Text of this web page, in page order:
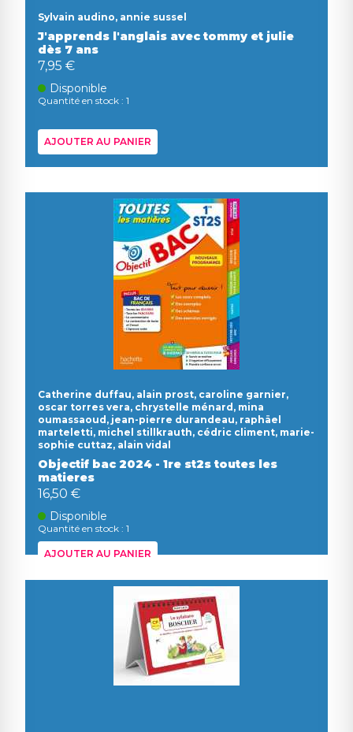
Sylvain audino, annie sussel
J'apprends l'anglais avec tommy et julie
dès 7 ans
7,95 €
Disponible
Quantité en stock : 1
AJOUTER AU PANIER
Catherine duffau, alain prost, caroline garnier,
oscar torres vera, chrystelle ménard, mina
oumassaoud, jean-pierre durandeau, raphäel
marteletti, michel stillkrauth, cédric climent, marie-
sophie cuttaz, alain vidal
Objectif bac 2024 - 1re st2s toutes les
matieres
16,50 €
Disponible
Quantité en stock : 1
AJOUTER AU PANIER